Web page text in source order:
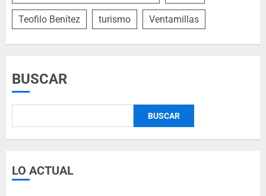
Teofilo Benítez turismo Ventamillas
BUSCAR
BUSCAR
LO ACTUAL